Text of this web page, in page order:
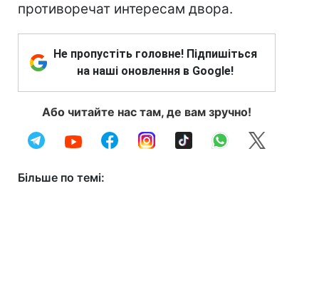
противоречат интересам двора.
Не пропустіть головне! Підпишіться
на наші оновлення в Google!
Або читайте нас там, де вам зручно!
Більше по темі: